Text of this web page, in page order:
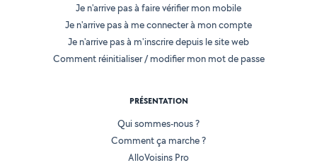
Je n'arrive pas à faire vérifier mon mobile
Je n'arrive pas à me connecter à mon compte
Je n'arrive pas à m'inscrire depuis le site web
Comment réinitialiser / modifier mon mot de passe
PRÉSENTATION
Qui sommes-nous ?
Comment ça marche ?
AlloVoisins Pro